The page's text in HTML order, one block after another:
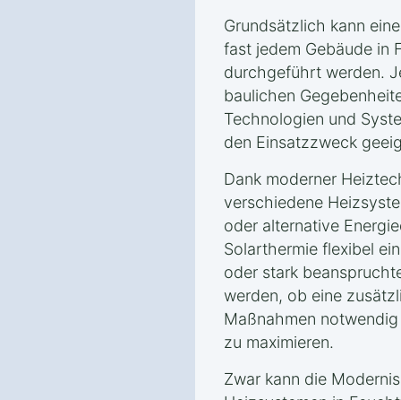
Grundsätzlich kann
fast jedem Gebäude in
durchgeführt werden.
baulichen
Technologien und
den Einsatzzweck
Dank moderner
verschiedene
oder alternative
Solarthermie flexibel
oder stark
werden, ob eine
Maßnahmen
zu maximieren.
Zwar kann die